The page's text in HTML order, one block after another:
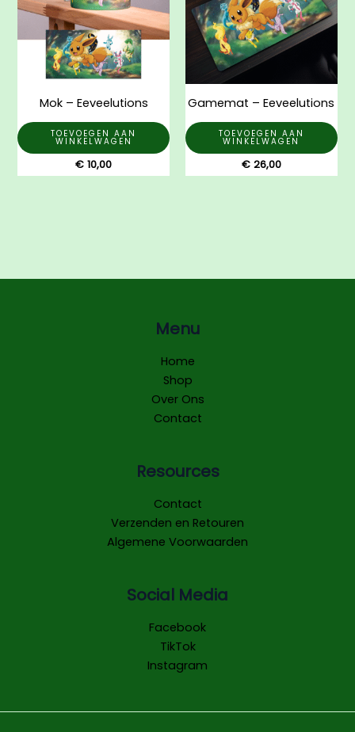
Mok – Eeveelutions
TOEVOEGEN AAN
WINKELWAGEN
€ 10,00
Gamemat – Eeveelutions
TOEVOEGEN AAN
WINKELWAGEN
€26,00
Menu
Home
Shop
Over Ons
Contact
Resources
Contact
Verzenden en Retouren
Algemene Voorwaarden
Social Media
Facebook
TikTok
Instagram